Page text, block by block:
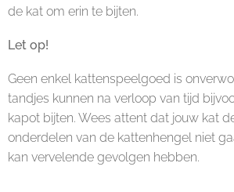
de kat om erin te bijten.
Let op!
Geen enkel kattenspeelgoed is
tandjes kunnen na verloop van tijd
kapot bijten. Wees attent dat jouw kat
onderdelen van de kattenhengel niet
kan vervelende gevolgen hebben.